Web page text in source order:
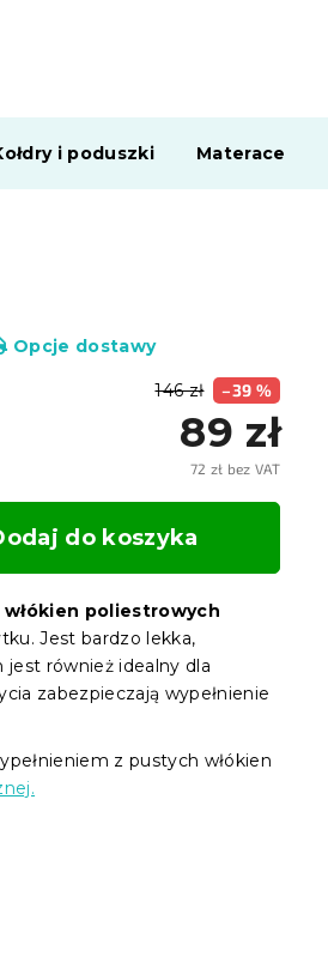
i poduszki Materace
146 zł –39 %
89 zł
72 zł bez VAT
Opcje dostawy
do koszyka
poliestrowych
Jest bardzo lekka,
jest również idealny dla
zabezpieczają wypełnienie
z pustych włókien